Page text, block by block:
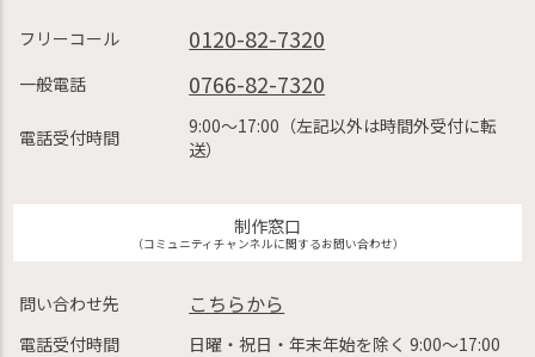
フリーコール 0120-82-7320
一般電話 0766-82-7320
電話受付時間
9:00〜17:00（左記以外は時間外受付に転
送）
制作窓口
（コミュニティチャンネルに関するお問い合わせ）
問い合わせ先 こちらから
電話受付時間 日曜・祝日・年末年始を除く 9:00〜17:00